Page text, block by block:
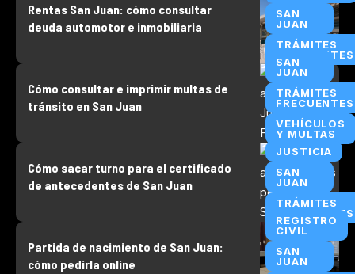
SAN
JUAN
TRÁMITES
FRECUENTES
Rentas San Juan: cómo consultar
deuda automotor e inmobiliaria
SAN
JUAN
TRÁMITES
FRECUENTES
VEHÍCULOS
Y MULTAS
Cómo consultar e imprimir multas de
tránsito en San Juan
JUSTICIA
SAN
JUAN
TRÁMITES
FRECUENTES
Cómo sacar turno para el certificado
de antecedentes de San Juan
REGISTRO
CIVIL
SAN
JUAN
Partida de nacimiento de San Juan:
cómo pedirla online